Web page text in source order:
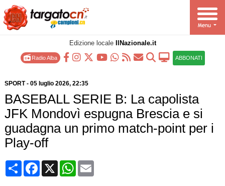
Edizione locale IlNazionale.it
Radio Alba ABBONATI
SPORT- 05 luglio 2026, 22:35
BASEBALL SERIE B: La capolista
JFK Mondovì espugna Brescia e si
guadagna un primo match-point per i
Play-off
CondividiFacebook
X WhatsApp
Email